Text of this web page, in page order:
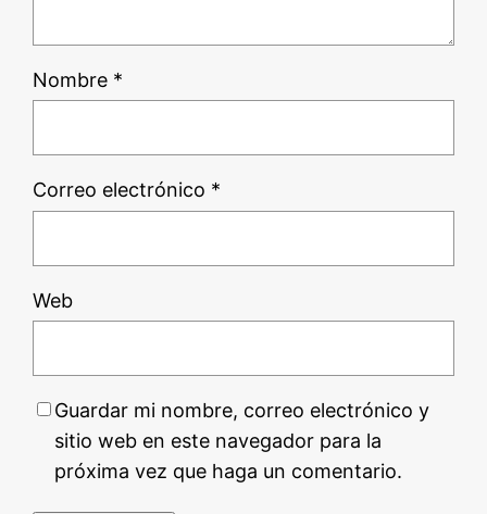
Nombre *
Correo electrónico *
Web
Guardar mi nombre, correo electrónico y
sitio web en este navegador para la
próxima vez que haga un comentario.